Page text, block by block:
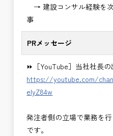
→ 建設コンサル経験を
事
PRメッセージ
⏩［YouTube］当社社長の
https://youtube.com/
eIyZ84w
発注者側の立場で業務を
です。